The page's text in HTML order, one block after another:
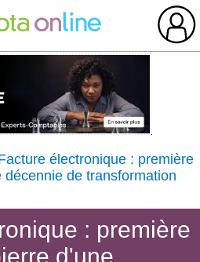
électronique : première
de transformation
: première
d'une